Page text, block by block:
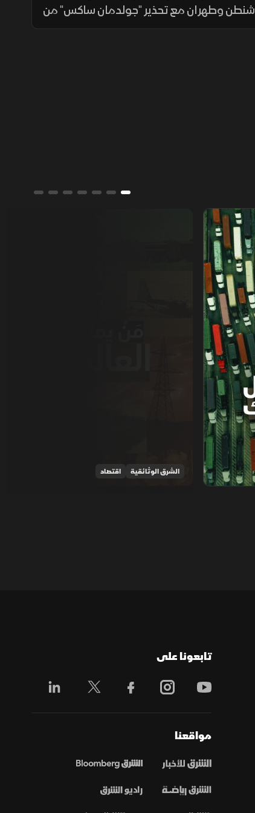
وطهران مع تحذير "جولدمان ساكس" من
سيناريو قفزة الـ120 دولارا. وفي أميركا، يتوعد
الشرق الوثائقية اقتصاد
تابعونا على
مواقعنا